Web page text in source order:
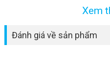
bị từ smartphone, tablet đến
tưởng cho người dùng hiện đại,
giảm bớt sự phiền toái khi phải
Xem
Đánh giá về sản phẩm